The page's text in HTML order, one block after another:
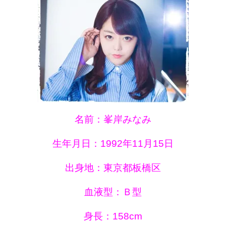
名前：峯岸みなみ
生年月日：1992年11月15日
出身地：東京都板橋区
血液型：Ｂ型
身長：158cm